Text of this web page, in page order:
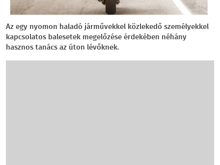
Az egy nyomon haladó járművekkel közlekedő személyekkel
kapcsolatos balesetek megelőzése érdekében néhány
hasznos tanács az úton lévőknek.